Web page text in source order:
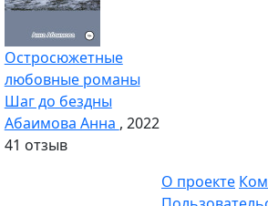
Остросюжетные
любовные романы
Шаг до бездны
Абаимова Анна , 2022
41 отзыв
О проекте